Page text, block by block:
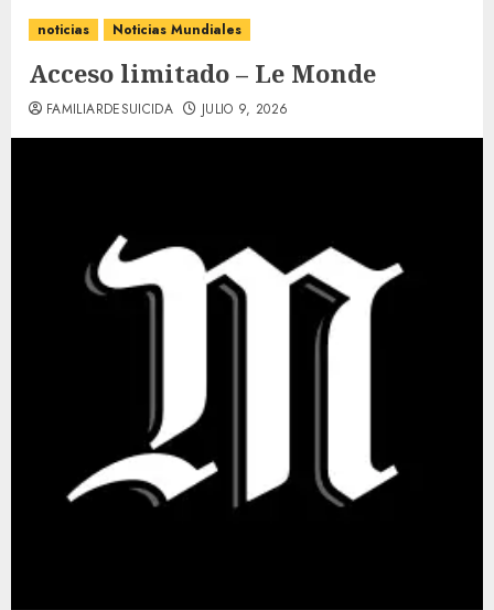
noticias Noticias Mundiales
Acceso limitado – Le Monde
FAMILIARDESUICIDA JULIO 9, 2026